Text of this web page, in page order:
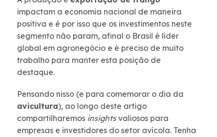
impactam a economia nacional de maneira
positiva e é por isso que os investimentos neste
segmento não param, afinal o Brasil é líder
global em agronegócio e é preciso de muito
trabalho para manter esta posição de
destaque.
Pensando nisso (e para comemorar o dia da
avicultura), ao longo deste artigo
compartilharemos insightsvaliosos para
empresas e investidores do setor avícola. Tenha